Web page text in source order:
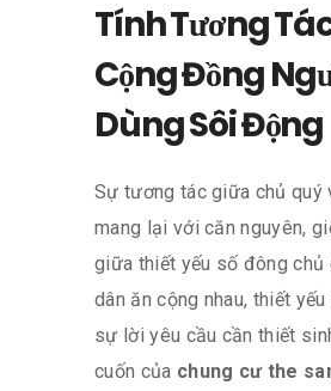
Tính Tương
Cộng Đồng
Dùng Sôi Động
Sự tương tác giữa chủ quý
mang lại với căn nguyên,
giữa thiết yếu số đông chủ
dân ăn cộng nhau, thiết
sự lời yêu cầu cần thiết
cuốn của chung cư the